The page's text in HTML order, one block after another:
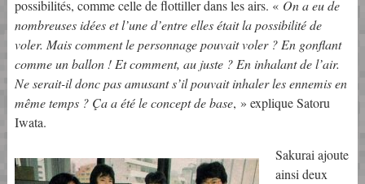
possibilités, comme celle de flottiller dans les airs. « On a eu de
nombreuses idées et l’une d’entre elles était la possibilité de
voler. Mais comment le personnage pouvait voler ? En gonflant
comme un ballon ! Et comment, au juste ? En inhalant de l’air.
Ne serait-il donc pas amusant s’il pouvait inhaler les ennemis en
même temps ? Ça a été le concept de base, » explique Satoru
Iwata.
Sakurai ajoute
ainsi deux